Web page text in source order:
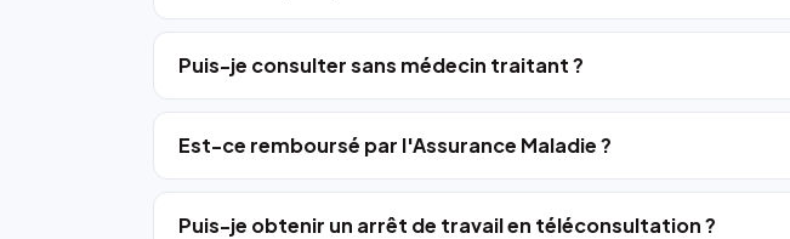
Puis-je consulter sans médecin traitant ?
Est-ce remboursé par l'Assurance Maladie ?
Puis-je obtenir un arrêt de travail en téléconsultation ?